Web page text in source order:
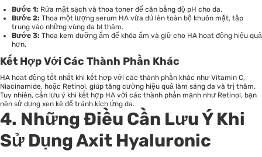
Bước 1: Rửa mặt sạch và thoa toner để cân bằng độ pH cho da.
Bước 2: Thoa một lượng serum HA vừa đủ lên toàn bộ khuôn mặt, tập
trung vào những vùng da bị thâm.
Bước 3: Thoa kem dưỡng ẩm để khóa ẩm và giữ cho HA hoạt động hiệu quả
hơn.
Kết Hợp Với Các Thành Phần Khác
HA hoạt động tốt nhất khi kết hợp với các thành phần khác như Vitamin C,
Niacinamide, hoặc Retinol, giúp tăng cường hiệu quả làm sáng da và trị thâm.
Tuy nhiên, cần lưu ý khi kết hợp HA với các thành phần mạnh như Retinol, bạn
nên sử dụng xen kẽ để tránh kích ứng da.
4. Những Điều Cần Lưu Ý Khi
Sử Dụng Axit Hyaluronic